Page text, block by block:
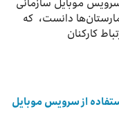
موبایل سازمانی
دانست، که
کارکنان
از سرویس موبایل